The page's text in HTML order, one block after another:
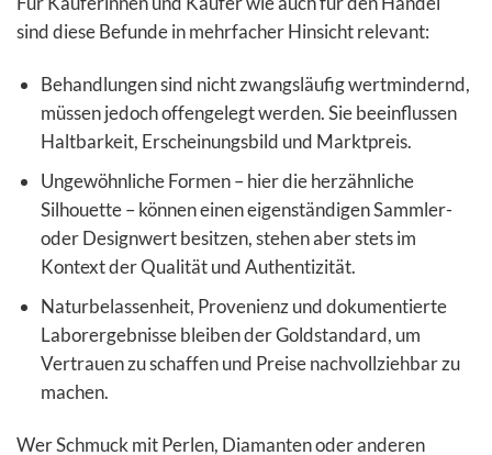
sind diese Befunde in mehrfacher Hinsicht relevant:
Behandlungen sind nicht zwangsläufig wertmindernd,
müssen jedoch offengelegt werden. Sie beeinflussen
Haltbarkeit, Erscheinungsbild und Marktpreis.
Ungewöhnliche Formen – hier die herzähnliche
Silhouette – können einen eigenständigen Sammler-
oder Designwert besitzen, stehen aber stets im
Kontext der Qualität und Authentizität.
Naturbelassenheit, Provenienz und dokumentierte
Laborergebnisse bleiben der Goldstandard, um
Vertrauen zu schaffen und Preise nachvollziehbar zu
machen.
Wer Schmuck mit Perlen, Diamanten oder anderen